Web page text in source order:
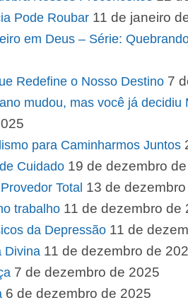
Pode Roubar 11 de janeiro
em Deus – Série:
Redefine o Nosso Destino 7
mudou, mas você já decidiu
para Caminharmos Juntos
Cuidado 19 de dezembro
Total 13 de
trabalho 11 de dezembro de
da Depressão 11 de
Divina 11 de dezembro de
7 de dezembro de 2025
6 de dezembro de 2025